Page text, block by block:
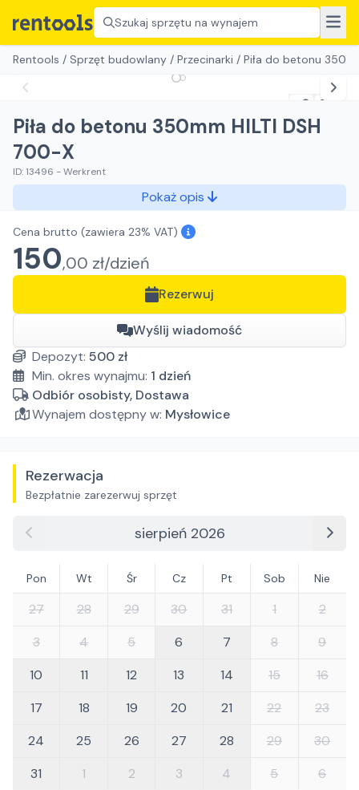
Szukaj sprzętu na wynajem
Rentools / Sprzęt budowlany / Przecinarki / Piła do betonu
Piła do betonu 350mm HILTI DSH
700-X
ID:13496 -Werkrent
Pokaż opis
Cena brutto (zawiera 23% VAT)
150,00 zł/dzień
Rezerwuj
Wyślij wiadomość
Depozyt: 500 zł
Min. okres wynajmu: 1 dzień
Odbiór osobisty, Dostawa
Wynajem dostępny w: Mysłowice
Rezerwacja
Bezpłatnie zarezerwuj sprzęt
sierpień 2026
Pon Wt Śr Cz Pt Sob Nie
27 28 29 30 31 1
2
3
4 5 6 7 8
9
10
11 12 13 14 15
16
17
18 19 20 21 22
23
24
25 26 27 28 29
30
31
1 2 3 4 5 6